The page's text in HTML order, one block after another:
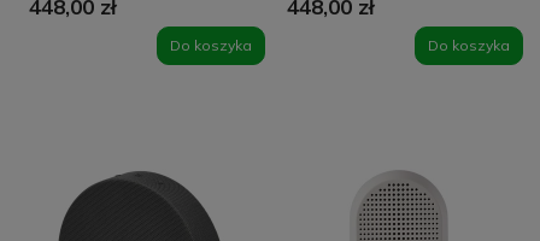
448,00 zł
Do koszyka
448,00 zł
Do koszyka